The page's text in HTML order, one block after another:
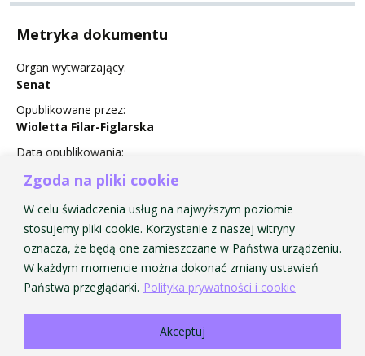
Zgoda na pliki cookie
W celu świadczenia usług na najwyższym poziomie
stosujemy pliki cookie. Korzystanie z naszej witryny
oznacza, że będą one zamieszczane w Państwa urządzeniu.
W każdym momencie można dokonać zmiany ustawień
Państwa przeglądarki. Polityka prywatności i cookie
Akceptuj
Metryka dokumentu
Organ wytwarzający:
Senat
Opublikowane przez:
Wioletta Filar-Figlarska
Data opublikowania:
Obowiązuje
Strona Główna AMKP Strona Główna BIP